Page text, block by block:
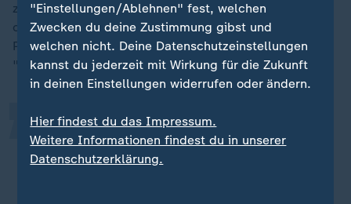
zum Durchatmen und erschwerten den Alltag - "egal
ob man auf der Baustelle, in der Kita oder im
Pflegeheim arbeitet". Deutsche Städte drohten so zur
"Hitzefalle" zu werden.
Mehr Grün und Parks, mehr
Schatten, kühlere Ecken, hellere
Häuserfassaden und nachhaltige
„
"Einstellungen/Ablehnen" fest, welchen
Zwecken du deine Zustimmung gibst und
welchen nicht. Deine Datenschutzeinstellungen
kannst du jederzeit mit Wirkung für die Zukunft
in deinen Einstellungen widerrufen oder ändern.
Hier findest du das Impressum.
Weitere Informationen findest du in unserer
Datenschutzerklärung.